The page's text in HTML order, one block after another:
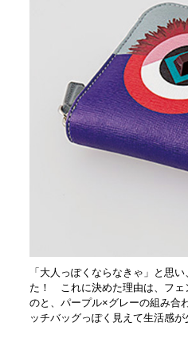
「大人っぽくならなきゃ」と思
た！ これに決めた理由は、フェ
のと、パープル×グレーの組み合
ッチバッグっぽく見えて生活感